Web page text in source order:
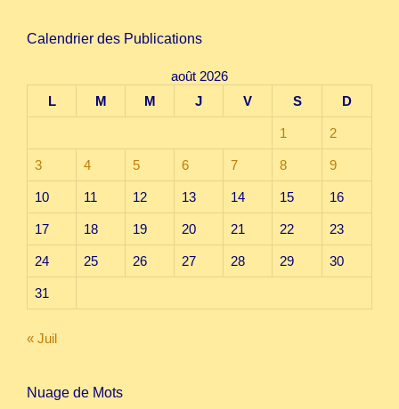
Calendrier des Publications
août 2026
L
M M J V S D
1 2
3 4 5 6 7 8 9
10 11 12 13 14 15 16
17 18 19 20 21 22 23
24 25 26 27 28 29 30
31
« Juil
Nuage de Mots